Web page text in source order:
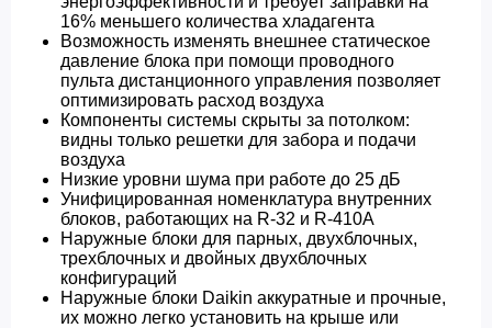
16% меньшего количества хладагента
Возможность изменять внешнее статическое
давление блока при помощи проводного
пульта дистанционного управления позволяет
оптимизировать расход воздуха
Компоненты системы скрыты за потолком:
видны только решетки для забора и подачи
воздуха
Низкие уровни шума при работе до 25 дБ
Унифицированная номенклатура внутренних
блоков, работающих на R-32 и R-410A
Наружные блоки для парных, двухблочных,
трехблочных и двойных двухблочных
конфигураций
Наружные блоки Daikin аккуратные и прочные,
их можно легко установить на крыше или